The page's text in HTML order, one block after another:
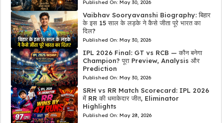
Published On: May 30, 2026
Vaibhav Sooryavanshi Biography: बिहार
के इस 15 साल के लड़के ने कैसे जीता पूरे भारत का
दिल?
Published On: May 30, 2026
IPL 2026 Final: GT vs RCB — कौन बनेगा
Champion? पूरा Preview, Analysis और
Prediction
Published On: May 30, 2026
SRH vs RR Match Scorecard: IPL 2026
में RR की धमाकेदार जीत, Eliminator
Highlights
Published On: May 28, 2026